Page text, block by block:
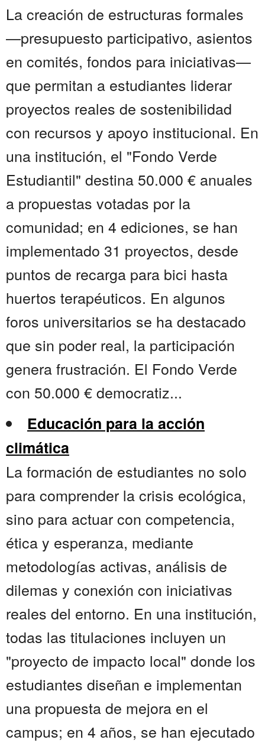
La creación de estructuras formales
—presupuesto participativo, asientos
en comités, fondos para iniciativas—
que permitan a estudiantes liderar
proyectos reales de sostenibilidad
con recursos y apoyo institucional. En
una institución, el "Fondo Verde
Estudiantil" destina 50.000 € anuales
a propuestas votadas por la
comunidad; en 4 ediciones, se han
implementado 31 proyectos, desde
puntos de recarga para bici hasta
huertos terapéuticos. En algunos
foros universitarios se ha destacado
que sin poder real, la participación
genera frustración. El Fondo Verde
con 50.000 € democratiz...
Educación para la acción
climática
La formación de estudiantes no solo
para comprender la crisis ecológica,
sino para actuar con competencia,
ética y esperanza, mediante
metodologías activas, análisis de
dilemas y conexión con iniciativas
reales del entorno. En una institución,
todas las titulaciones incluyen un
"proyecto de impacto local" donde los
estudiantes diseñan e implementan
una propuesta de mejora en el
campus; en 4 años, se han ejecutado